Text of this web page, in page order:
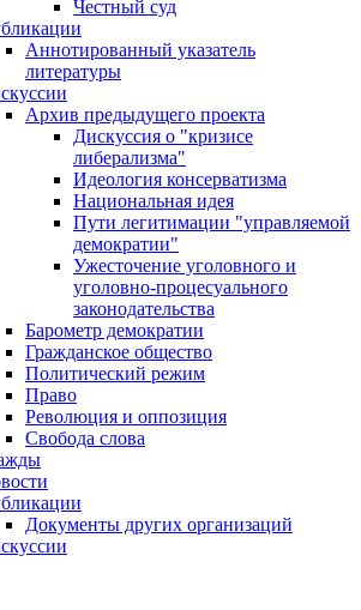
Честный суд
Аннотированный указатель
литературы
Архив предыдущего проекта
Дискуссия о "кризисе
либерализма"
Идеология консерватизма
Национальная идея
Пути легитимации "управляемой
демократии"
Ужесточение уголовного и
уголовно-процесуального
законодательства
Барометр демократии
Гражданское общество
Политический режим
Право
Революция и оппозиция
Свобода слова
Документы других организаций